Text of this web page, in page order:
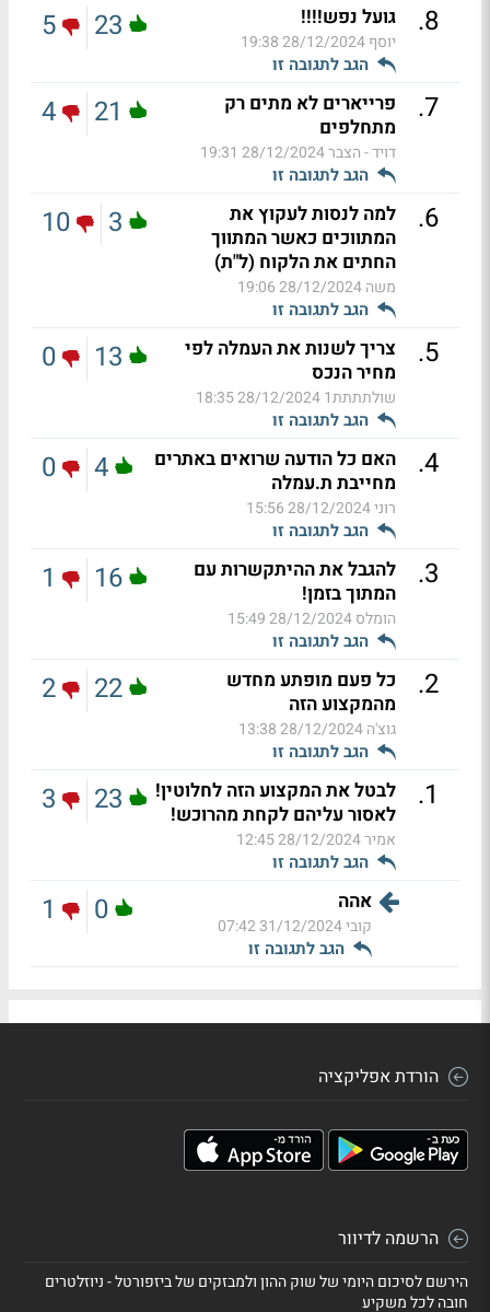
8
. גועל נפש!!!!
יוסף28/12/2024 19:38
הגב לתגובה זו
23
5
7
.
פרייארים לא מתים רק
מתחלפים
דויד - הצבר28/12/2024 19:31
הגב לתגובה זו
21
4
6
.
למה לנסות לעקוץ את
המתווכים כאשר המתווך
החתים את הלקוח (ל"ת)
משה28/12/2024 19:06
הגב לתגובה זו
3
10
5
.
צריך לשנות את העמלה לפי
מחיר הנכס
שולתתתת1 28/12/2024 18:35
הגב לתגובה זו
13
0
4
.
האם כל הודעה שרואים באתרים
מחייבת ת.עמלה
רוני28/12/2024 15:56
הגב לתגובה זו
4
0
3
.
להגבל את ההיתקשרות עם
המתוך בזמן!
הומלס28/12/2024 15:49
הגב לתגובה זו
16
1
2
.
כל פעם מופתע מחדש
מהמקצוע הזה
גוצ'ה28/12/2024 13:38
הגב לתגובה זו
22
2
1
.
לבטל את המקצוע הזה לחלוטין!
לאסור עליהם לקחת מהרוכש!
אמיר28/12/2024 12:45
הגב לתגובה זו
23
3
אהה
קובי31/12/2024 07:42
הגב לתגובה זו
0
1
הורדת אפליקציה
הרשמה לדיוור
הירשם לסיכום היומי של שוק ההון ולמבזקים של ביזפורטל - ניוזלטרים
חובה לכל משקיע